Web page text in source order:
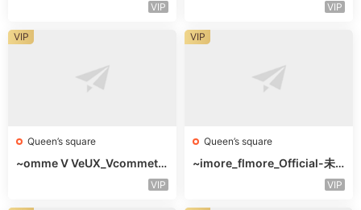
VIP VIP
Queen’s square
~omme V VeUX_Vcommetu
VIP
VIP
Queen’s square
~imore_flmore_Official-未
VIP
VIP